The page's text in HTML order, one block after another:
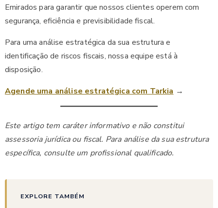
Emirados para garantir que nossos clientes operem com
segurança, eficiência e previsibilidade fiscal.
Para uma análise estratégica da sua estrutura e
identificação de riscos fiscais, nossa equipe está à
disposição.
Agende uma análise estratégica com Tarkia→
Este artigo tem caráter informativo e não constitui
assessoria jurídica ou fiscal. Para análise da sua estrutura
específica, consulte um profissional qualificado.
EXPLORE TAMBÉM